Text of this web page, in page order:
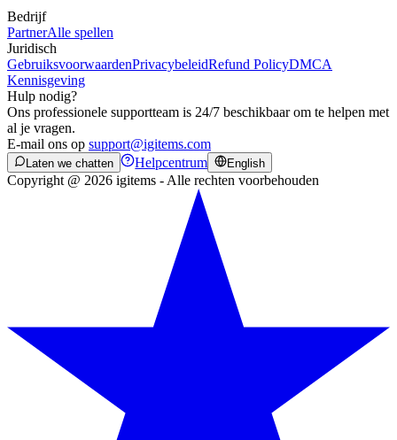
Bedrijf
PartnerAlle spellen
Juridisch
GebruiksvoorwaardenPrivacybeleidRefund PolicyDMCA
Kennisgeving
Hulp nodig?
Ons professionele supportteam is 24/7 beschikbaar om te helpen met
al je vragen.
E-mail ons op support@igitems.com
Laten we chatten Helpcentrum English
Copyright @ 2026 igitems - Alle rechten voorbehouden